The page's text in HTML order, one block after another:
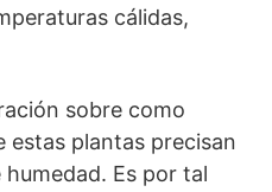
cálidas,
sobre como
estas plantas precisan
Es por tal